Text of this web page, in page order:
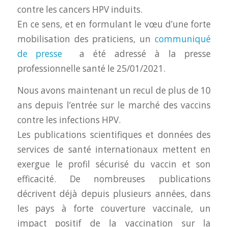
contre les cancers HPV induits.
En ce sens, et en formulant le vœu d’une forte
mobilisation des praticiens, uncommuniqué
de presse a été adressé à la presse
professionnelle santé le 25/01/2021.
Nous avons maintenant un recul de plus de 10
ans depuis l’entrée sur le marché des vaccins
contre les infections HPV.
Les publications scientifiques et données des
services de santé internationaux mettent en
exergue le profil sécurisé du vaccin et son
efficacité. De nombreuses publications
décrivent déjà depuis plusieurs années, dans
les pays à forte couverture vaccinale, un
impact positif de la vaccination sur la